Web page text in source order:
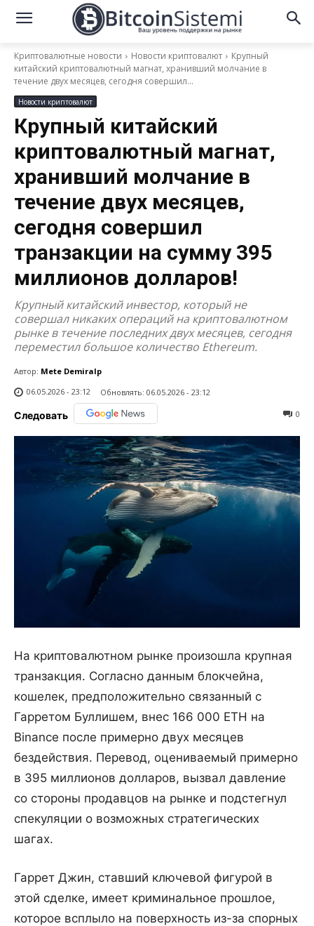
Криптовалютные новости Новости криптовалют
Крупный
китайский криптовалютный магнат, хранивший молчание в
течение двух месяцев, сегодня совершил...
Новости криптовалют
Крупный китайский
криптовалютный магнат,
хранивший молчание в
течение двух месяцев,
сегодня совершил
транзакции на сумму 395
миллионов долларов!
Крупный китайский инвестор, который не
совершал никаких операций на криптовалютном
рынке в течение последних двух месяцев, сегодня
переместил большое количество Ethereum.
Автор: Mete Demiralp
06.05.2026 - 23:12
Обновлять: 06.05.2026 - 23:12
Следовать 0
На криптовалютном рынке произошла крупная
транзакция. Согласно данным блокчейна,
кошелек, предположительно связанный с
Гарретом Буллишем, внес 166 000 ETH на
Binance после примерно двух месяцев
бездействия. Перевод, оцениваемый примерно
в 395 миллионов долларов, вызвал давление
со стороны продавцов на рынке и подстегнул
спекуляции о возможных стратегических
шагах.
Гаррет Джин, ставший ключевой фигурой в
этой сделке, имеет криминальное прошлое,
которое всплыло на поверхность из-за спорных